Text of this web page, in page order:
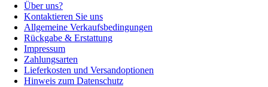
Über uns?
Kontaktieren Sie uns
Allgemeine Verkaufsbedingungen
Rückgabe & Erstattung
Impressum
Zahlungsarten
Lieferkosten und Versandoptionen
Hinweis zum Datenschutz